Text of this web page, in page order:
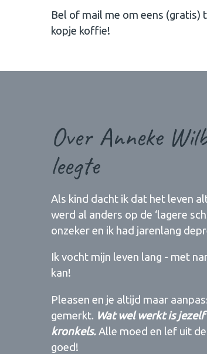
Bel of mail me om eens
kopje koffie!
Over Anneke
leegte
Als kind dacht ik dat het leven
werd al anders op de ‘lagere
onzeker en ik had jarenlang
Ik vocht mijn leven lang - met
kan!
Pleasen en je altijd maar
gemerkt. Wat wel werkt is
kronkels.Alle moed en lef uit
goed!